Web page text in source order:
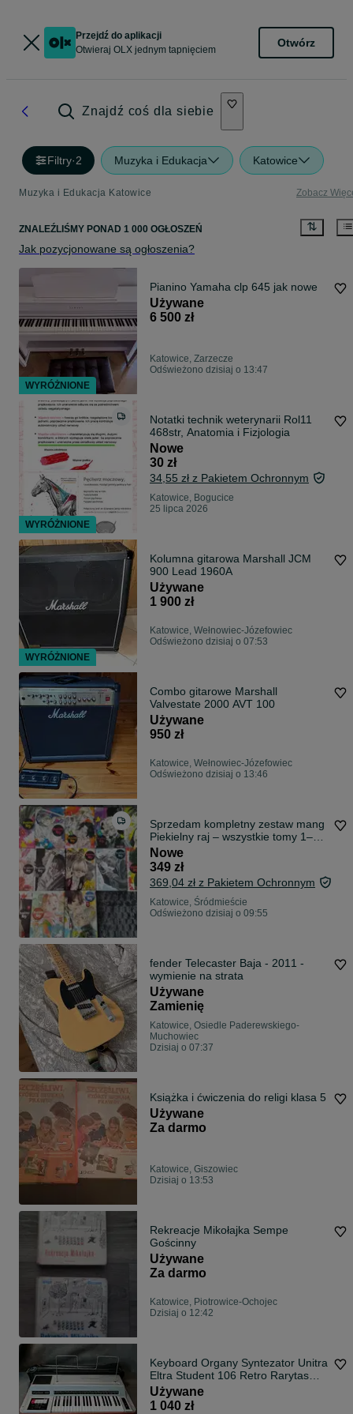
Przejdź do aplikacji
Otwieraj OLX jednym tapnięciem
Otwórz
Znajdź coś dla siebie
Filtry·2 Muzyka i Edukacja Katowice
Muzyka i Edukacja Katowice Zobacz
ZNALEŹLIŚMY PONAD 1 000 OGŁOSZEŃ
Jak pozycjonowane są ogłoszenia?
Pianino Yamaha clp 645 jak nowe
Używane
6 500 zł
Katowice, Zarzecze
Odświeżono dzisiaj o 13:47
Notatki technik weterynarii Rol11
468str, Anatomia i Fizjologia
Nowe
30 zł
34,55 zł z Pakietem Ochronnym
Katowice, Bogucice
25 lipca 2026
Kolumna gitarowa Marshall JCM
900 Lead 1960A
Używane
1 900 zł
Katowice, Wełnowiec-Józefowiec
Odświeżono dzisiaj o 07:53
Combo gitarowe Marshall
Valvestate 2000 AVT 100
Używane
950 zł
Katowice, Wełnowiec-Józefowiec
Odświeżono dzisiaj o 13:46
Sprzedam kompletny zestaw mang
Piekielny raj – wszystkie tomy 1–
13.
Nowe
349 zł
369,04 zł z Pakietem Ochronnym
Katowice, Śródmieście
Odświeżono dzisiaj o 09:55
fender Telecaster Baja - 2011 -
wymienie na strata
Używane
Zamienię
Katowice, Osiedle Paderewskiego-
Muchowiec
Dzisiaj o 07:37
Książka i ćwiczenia do religi klasa 5
Używane
Za darmo
Katowice, Giszowiec
Dzisiaj o 13:53
Rekreacje Mikołajka Sempe
Gościnny
Używane
Za darmo
Katowice, Piotrowice-Ochojec
Dzisiaj o 12:42
Keyboard Organy Syntezator Unitra
Eltra Student 106 Retro Rarytas
Skórzany futerał Instrukcja Zobacz
jak NOWE !
Używane
1 040 zł
WYRÓŻNIONE
WYRÓŻNIONE
WYRÓŻNIONE